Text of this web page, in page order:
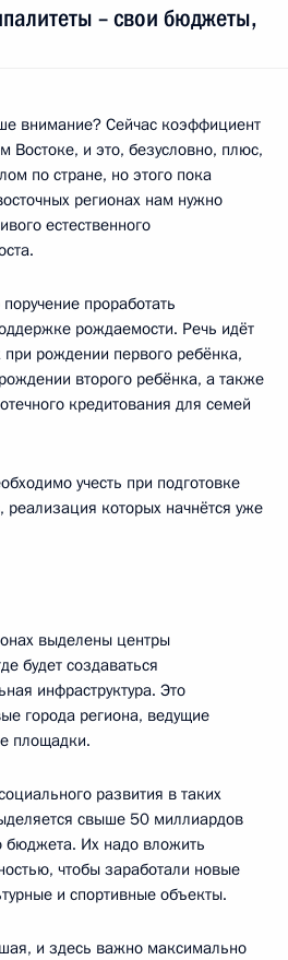
– свои бюджеты,
внимание? Сейчас коэффициент
Востоке, и это, безусловно, плюс,
по стране, но этого пока
регионах нам нужно
естественного
проработать
рождаемости. Речь идёт
рождении первого ребёнка,
второго ребёнка, а также
кредитования для семей
учесть при подготовке
реализация которых начнётся уже
выделены центры
будет создаваться
инфраструктура. Это
города региона, ведущие
площадки.
развития в таких
свыше 50 миллиардов
бюджета. Их надо вложить
чтобы заработали новые
и спортивные объекты.
и здесь важно максимально